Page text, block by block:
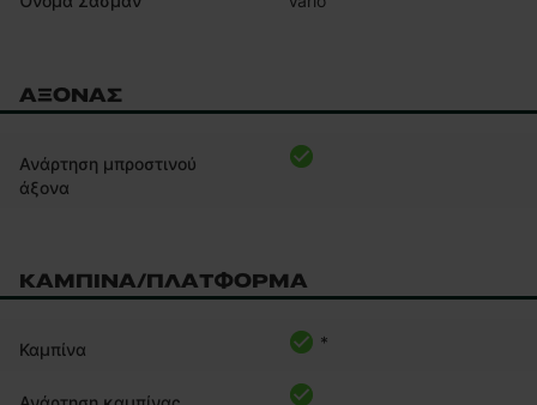
ΑΞΟΝΑΣ
Ανάρτηση μπροστινού
άξονα
ΚΑΜΠΊΝΑ/ΠΛΑΤΦΌΡΜΑ
Καμπίνα *